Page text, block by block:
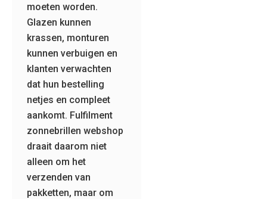
moeten worden.
Glazen kunnen
krassen, monturen
kunnen verbuigen en
klanten verwachten
dat hun bestelling
netjes en compleet
aankomt. Fulfilment
zonnebrillen webshop
draait daarom niet
alleen om het
verzenden van
pakketten, maar om